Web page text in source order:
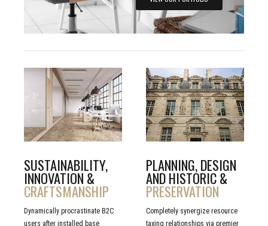
CLICK TO
READ MORE
SUSTAINABILITY,
INNOVATION &
CRAFTSMANSHIP
Dynamically procrastinate B2C
CLICK TO
READ MORE
PLANNING, DESIGN
AND HISTORIC &
PRESERVATION
Completely synergize resource